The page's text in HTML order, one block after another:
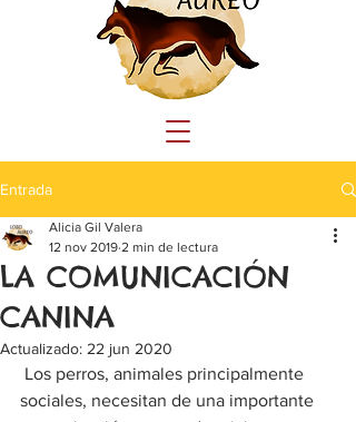
Entrada
LA COMUNICACIÓN
CANINA
Alicia Gil Valera
12 nov 2019 2 min de lectura
Actualizado: 22 jun 2020
sociales, necesitan de una importante